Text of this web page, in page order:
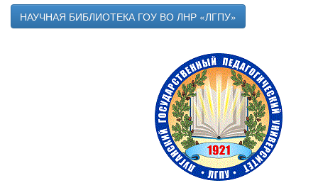
НАУЧНАЯ БИБЛИОТЕКА ГОУ ВО ЛНР «ЛГПУ»